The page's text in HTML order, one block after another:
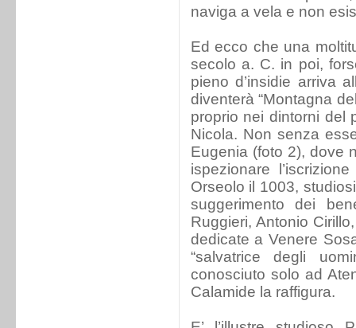
naviga a vela e non
Ed ecco che una
secolo a. C. in poi,
pieno d’insidie arriva
diventerà “Montagna
proprio nei dintorni del
Nicola. Non senza
Eugenia (foto 2), dove
ispezionare
Orseolo il 1003,
suggerimento dei
Ruggieri, Antonio
dedicate a Venere
“salvatrice degli
conosciuto solo ad
Calamide la raffigura.